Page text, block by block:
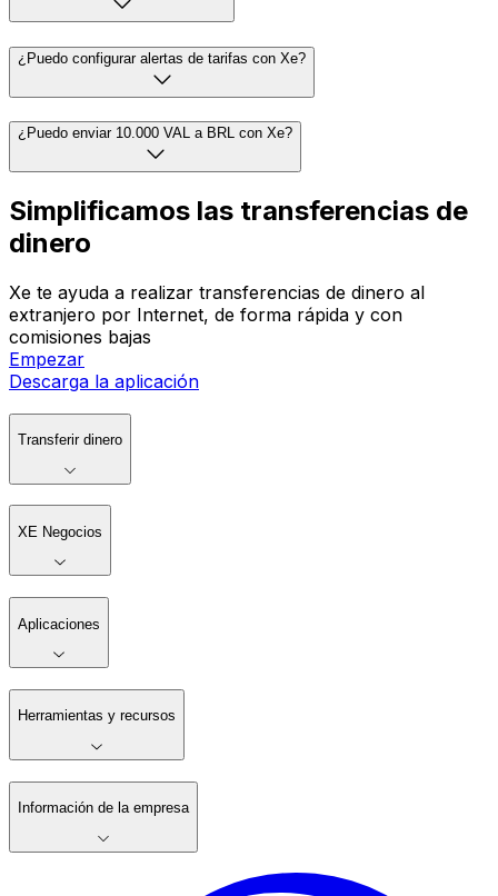
¿Puedo configurar alertas de tarifas con Xe?
¿Puedo enviar 10.000 VAL a BRL con Xe?
Simplificamos las transferencias de
dinero
Xe te ayuda a realizar transferencias de dinero al
extranjero por Internet, de forma rápida y con
comisiones bajas
Empezar
Descarga la aplicación
Transferir dinero
XE Negocios
Aplicaciones
Herramientas y recursos
Información de la empresa